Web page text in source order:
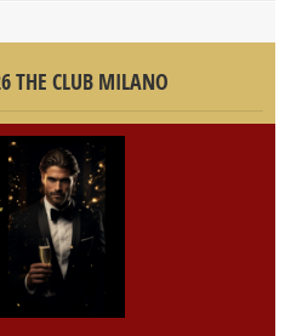
THE CLUB MILANO